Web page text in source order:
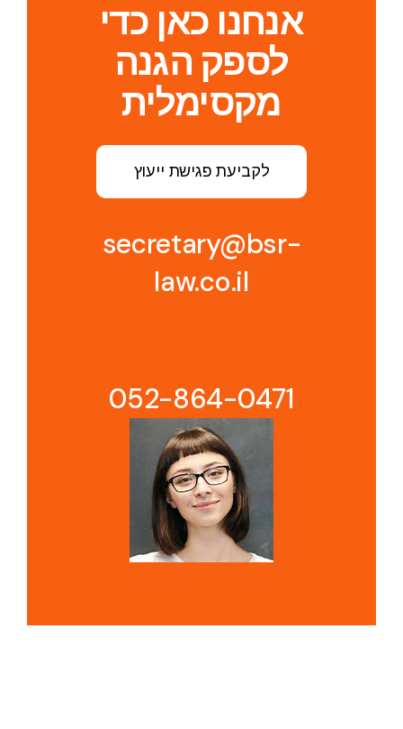
אנחנו כאן כדי
לספק הגנה
מקסימלית
לקביעת פגישת ייעוץ
secretary@bsr-
law.co.il
052-864-0471